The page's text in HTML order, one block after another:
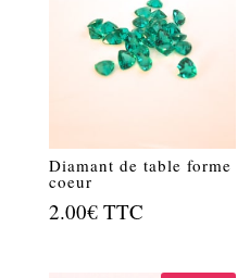
Diamant de table forme
coeur
2.00€ TTC